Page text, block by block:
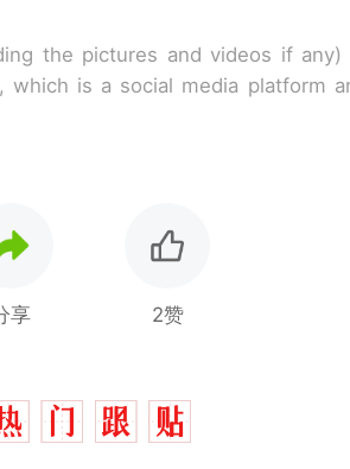
the pictures and videos if any)
which is a social media platform
享 2赞